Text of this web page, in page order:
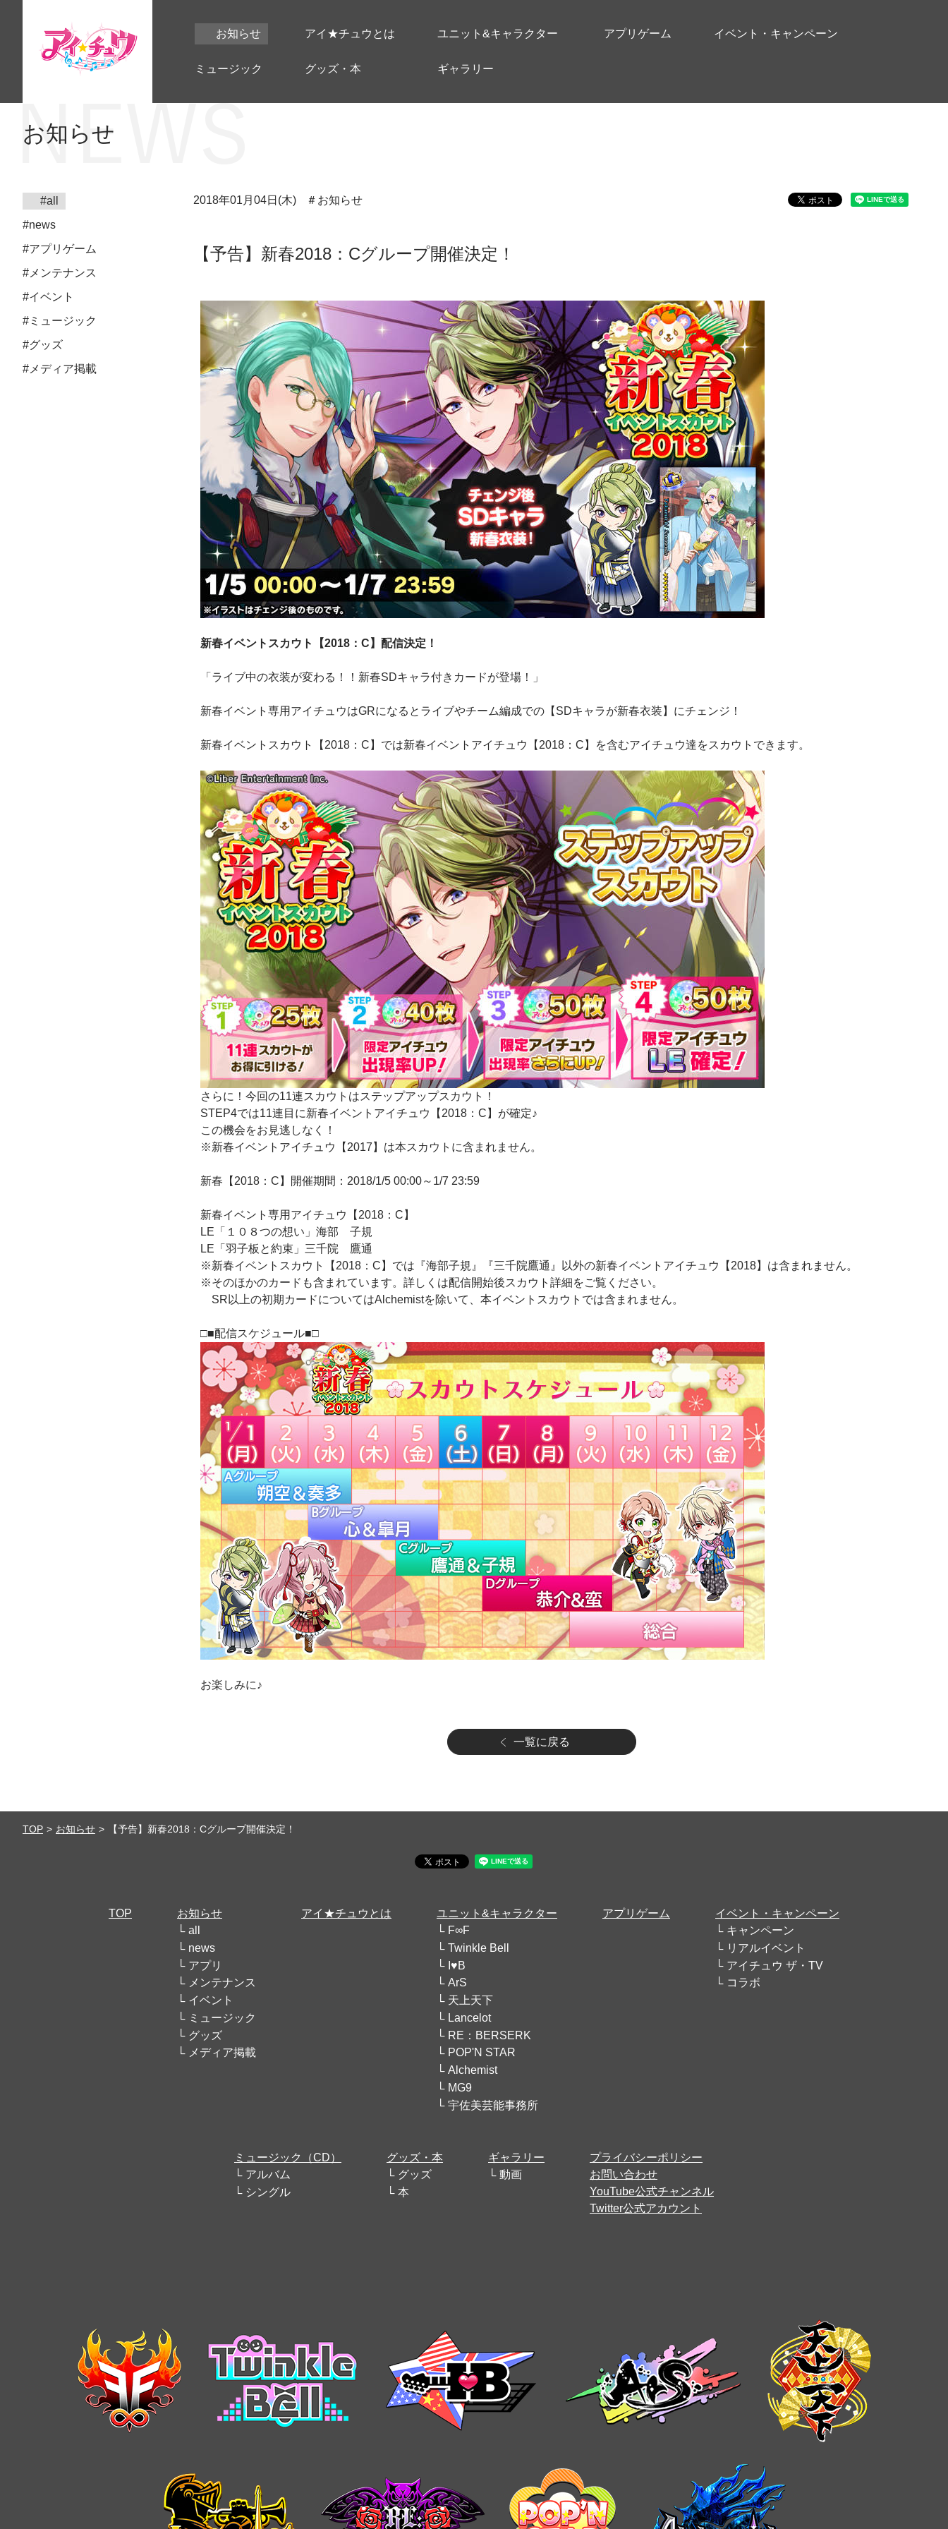
お知らせ アイ★チュウとは ユニット&キャラクター アプリゲーム イベント・キャンペーン
ミュージック グッズ・本 ギャラリー
お知らせ
#all
#news
#アプリゲーム
#メンテナンス
#イベント
#ミュージック
#グッズ
#メディア掲載
2018年01月04日(木) ＃お知らせ
【予告】新春2018：Cグループ開催決定！
新春イベントスカウト【2018：C】配信決定！
「ライブ中の衣装が変わる！！新春SDキャラ付きカードが登場！」
新春イベント専用アイチュウはGRになるとライブやチーム編成での【SDキャラが新春衣装】にチェンジ！
新春イベントスカウト【2018：C】では新春イベントアイチュウ【2018：C】を含むアイチュウ達をスカウトできます。
さらに！今回の11連スカウトはステップアップスカウト！
STEP4では11連目に新春イベントアイチュウ【2018：C】が確定♪
この機会をお見逃しなく！
※新春イベントアイチュウ【2017】は本スカウトに含まれません。
新春【2018：C】開催期間：2018/1/5 00:00～1/7 23:59
新春イベント専用アイチュウ【2018：C】
LE「１０８つの想い」海部 子規
LE「羽子板と約束」三千院 鷹通
※新春イベントスカウト【2018：C】では『海部子規』『三千院鷹通』以外の新春イベントアイチュウ【2018】は含まれません。
※そのほかのカードも含まれています。詳しくは配信開始後スカウト詳細をご覧ください。
SR以上の初期カードについてはAlchemistを除いて、本イベントスカウトでは含まれません。
□■配信スケジュール■□
お楽しみに♪
一覧に戻る
TOP お知らせ 【予告】新春2018：Cグループ開催決定！
TOP
お知らせ
all
news
アプリ
メンテナンス
イベント
ミュージック
グッズ
メディア掲載
アイ★チュウとは
ユニット&キャラクター
F∞F
Twinkle Bell
I♥B
ArS
天上天下
Lancelot
RE：BERSERK
POP'N STAR
Alchemist
MG9
宇佐美芸能事務所
アプリゲーム
イベント・キャンペーン
キャンペーン
リアルイベント
アイチュウ ザ・TV
コラボ
ミュージック（CD）
アルバム
シングル
グッズ・本
グッズ
本
ギャラリー
動画
プライバシーポリシー
お問い合わせ
YouTube公式チャンネル
Twitter公式アカウント